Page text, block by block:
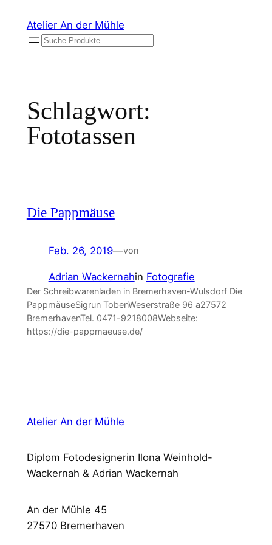
Inhalt
springen
Atelier An der Mühle
Suchen
Schlagwort:
Fototassen
Die Pappmäuse
Feb. 26, 2019—von
Adrian Wackernahin Fotografie
Der Schreibwarenladen in Bremerhaven-Wulsdorf Die
PappmäuseSigrun TobenWeserstraße 96 a27572
BremerhavenTel. 0471-9218008Webseite:
https://die-pappmaeuse.de/
Atelier An der Mühle
Diplom Fotodesignerin Ilona Weinhold-
Wackernah & Adrian Wackernah
An der Mühle 45
27570 Bremerhaven